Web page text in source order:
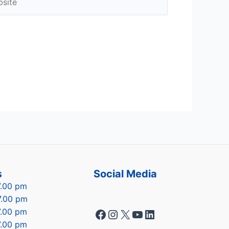
pm
pm
pm
pm
Social Media
Facebook
Instagram
X YouTube
LinkedIn